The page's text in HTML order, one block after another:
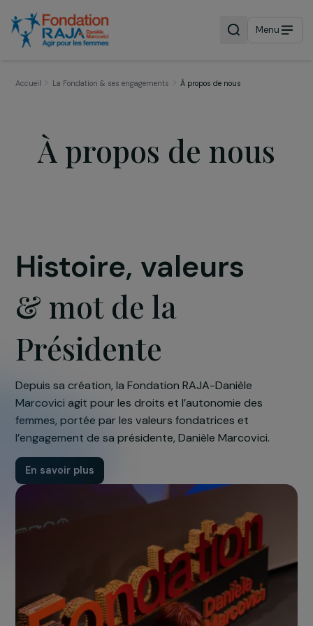
Menu
À propos de nous
Histoire, valeurs
& mot de la
Présidente
Depuis sa création, la Fondation RAJA-Danièle
Marcovici agit pour les droits et l’autonomie des
femmes, portée par les valeurs fondatrices et
l’engagement de sa présidente, Danièle Marcovici.
En savoir plus